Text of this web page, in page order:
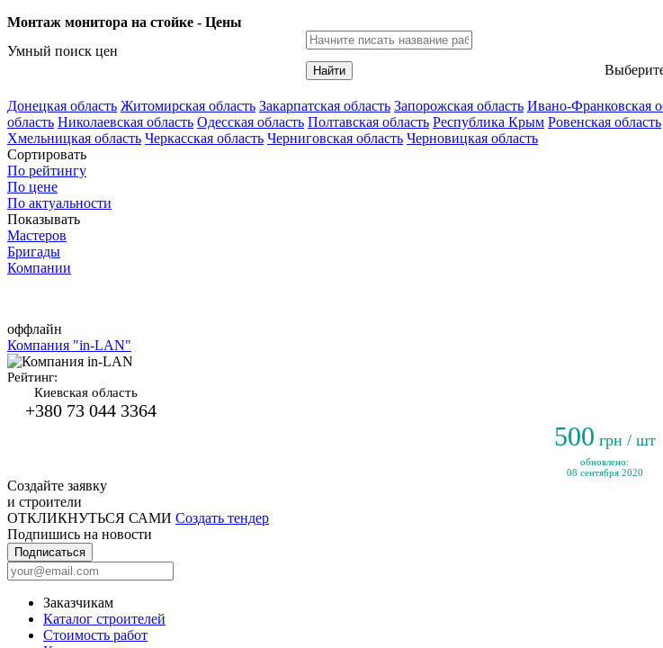
Монтаж монитора на стойке - Цены
Умный поиск цен
Найти
Донецкая область Житомирская область Закарпатская область Запорожская область Ивано-Франковская
область Николаевская область Одесская область Полтавская область Республика Крым Ровенская область
Хмельницкая область Черкасская область Черниговская область Черновицкая область
Сортировать
По рейтингу
По цене
По актуальности
Показывать
Мастеров
Бригады
Компании
оффлайн
Компания "in-LAN"
Рейтинг:
Киевская область
+380 73 044 3364
500 грн / шт
обновлено:
08 сентября 2020
Создайте заявку
и строители
ОТКЛИКНУТЬСЯ САМИ Создать тендер
Подпишись на новости
Подписаться
Заказчикам
Каталог строителей
Стоимость работ